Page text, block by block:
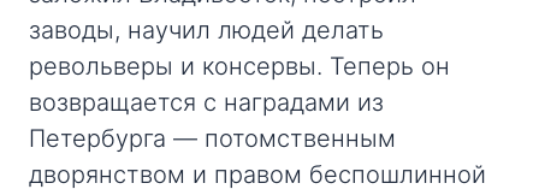
заводы, научил людей делать
револьверы и консервы. Теперь он
возвращается с наградами из
Петербурга — потомственным
дворянством и правом беспошлинной